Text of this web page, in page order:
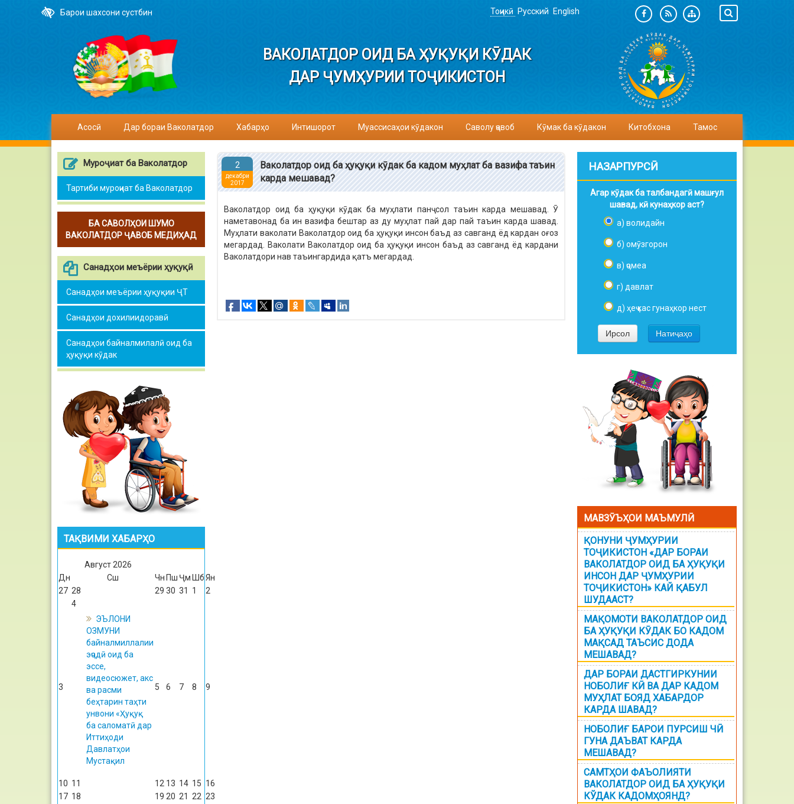
Барои шахсони сустбин Тоҷикӣ Русский English
ВАКОЛАТДОР ОИД БА ҲУҚУҚИ КӮДАК
ДАР ҶУМҲУРИИ ТОҶИКИСТОН
Асосӣ Дар бораи Ваколатдор Хабарҳо Интишорот Муассисаҳои кӯдакон Саволу ҷавоб Кӯмак ба кӯдакон Китобхона Тамос
Муроҷиат ба Ваколатдор
Тартиби муроҷиат ба Ваколатдор
БА САВОЛҲОИ ШУМО
ВАКОЛАТДОР ҶАВОБ МЕДИҲАД
Санадҳои меъёрии ҳуқуқӣ
Санадҳои меъёрии ҳуқуқии ҶТ
Санадҳои дохилиидоравӣ
Санадҳои байналмилалӣ оид ба
ҳуқуқи кӯдак
ТАҚВИМИ ХАБАРҲО
Август 2026
Дн
Сш Чн Пш Ҷм ШбЯн
27 28 29 30 31 1 2
3
4
ЭЪЛОНИ
ОЗМУНИ
байналмиллалии
эҷодӣ оид ба
эссе,
видеосюжет, акс
ва расми
беҳтарин таҳти
унвони «Ҳуқуқ
ба саломатӣ дар
Иттиҳоди
Давлатҳои
Мустақил
5 6 7 8 9
10 11 12 13 14 15 16
17 18 19 20 21 22 23
2
декабри
2017
Ваколатдор оид ба ҳуқуқи кӯдак ба кадом муҳлат ба вазифа таъин
карда мешавад?
Ваколатдор оид ба ҳуқуқи кӯдак ба муҳлати панҷ сол таъин карда мешавад. Ӯ
наметавонад ба ин вазифа бештар аз ду муҳлат пай дар пай таъин карда шавад.
Муҳлати ваколати Ваколатдор оид ба ҳуқуқи инсон баъд аз савганд ёд кардан оғоз
мегардад. Ваколати Ваколатдор оид ба ҳуқуқи инсон баъд аз савганд ёд кардани
Ваколатдори нав таъингардида қатъ мегардад.
НАЗАРПУРСӢ
Агар кӯдак ба талбандагӣ машғул
шавад, кӣ кунаҳкор аст?
а) волидайн
б) омӯзгорон
в) ҷомеа
г) давлат
д) ҳеҷ кас гунаҳкор нест
МАВЗӮЪҲОИ МАЪМУЛӢ
ҚОНУНИ ҶУМҲУРИИ
ТОҶИКИСТОН «ДАР БОРАИ
ВАКОЛАТДОР ОИД БА ҲУҚУҚИ
ИНСОН ДАР ҶУМҲУРИИ
ТОҶИКИСТОН» КАЙ ҚАБУЛ
ШУДААСТ?
МАҚОМОТИ ВАКОЛАТДОР ОИД
БА ҲУҚУҚИ КӮДАК БО КАДОМ
МАҚСАД ТАЪСИС ДОДА
МЕШАВАД?
ДАР БОРАИ ДАСТГИРКУНИИ
НОБОЛИҒ КӢ ВА ДАР КАДОМ
МУҲЛАТ БОЯД ХАБАРДОР
КАРДА ШАВАД?
НОБОЛИҒ БАРОИ ПУРСИШ ЧӢ
ГУНА ДАЪВАТ КАРДА
МЕШАВАД?
САМТҲОИ ФАЪОЛИЯТИ
ВАКОЛАТДОР ОИД БА ҲУҚУҚИ
КЎДАК КАДОМҲОЯНД?